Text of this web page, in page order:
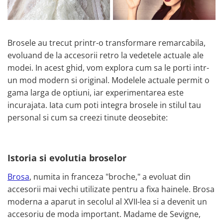
Lantisoare
Vezi toate
Bratari Argint
Bratari de Mana
Bratari de Glezna
Bratari cu Pietre
Vezi toate
BROSE
Colectia „ Bijuterii cu Email ”
Cadouri Craciun
Cadouri Corporate
Vezi toate
Brosele au trecut printr-o transformare remarcabila,
evoluand de la accesorii retro la vedetele actuale ale
modei. In acest ghid, vom explora cum sa le porti intr-
un mod modern si original. Modelele actuale permit o
gama larga de optiuni, iar experimentarea este
incurajata. Iata cum poti integra brosele in stilul tau
personal si cum sa creezi tinute deosebite:
Istoria si evolutia broselor
Brosa, numita in franceza "broche," a evoluat din
accesorii mai vechi utilizate pentru a fixa hainele. Brosa
moderna a aparut in secolul al XVII-lea si a devenit un
accesoriu de moda important. Madame de Sevigne,